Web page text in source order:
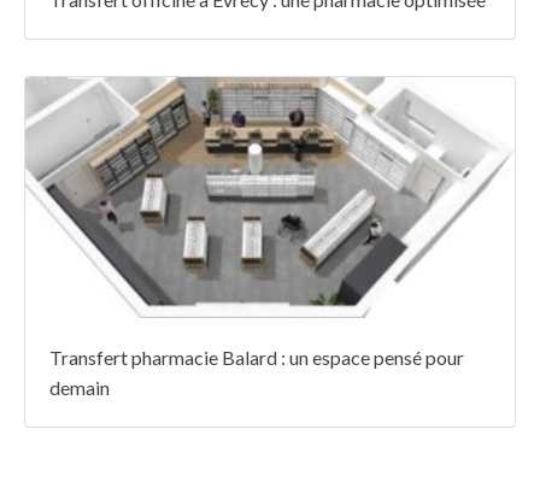
Transfert pharmacie Balard : un espace pensé pour
demain